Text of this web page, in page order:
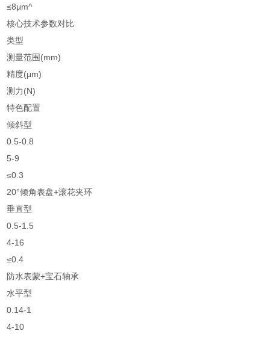
≤8μm^
核心技术参数对比
类型
测量范围(mm)
精度(μm)
测力(N)
特色配置
倾斜型
0.5-0.8
5-9
≤0.3
20°倾角表盘+滚花夹环
垂直型
0.5-1.5
4-16
≤0.4
防水表蒙+宝石轴承
水平型
0.14-1
4-10